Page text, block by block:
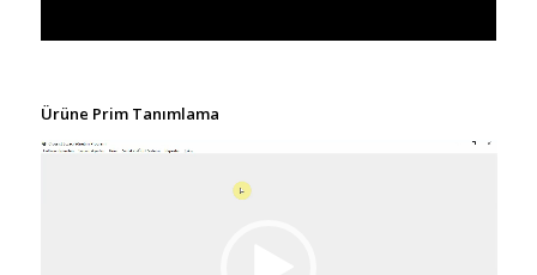
Ürüne Prim Tanımlama